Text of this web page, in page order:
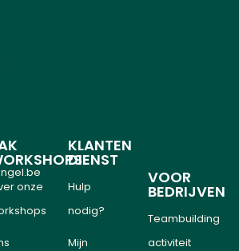
onze
KLANTEN
DIENST
Hulp
nodig?
Mijn
VOOR
BEDRIJVEN
Teambuilding
activiteit